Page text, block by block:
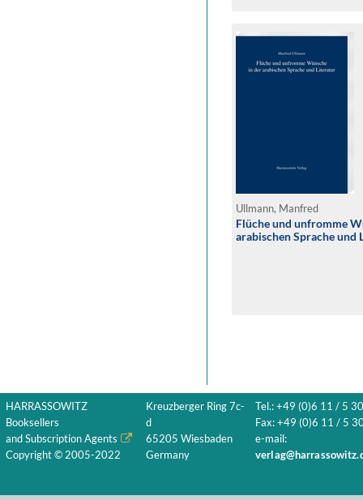
Ullmann, Manfred
Flüche und unfromme
arabischen Sprache und
HARRASSOWITZ
Booksellers
and Subscription Agents
Copyright © 2005-2022
Kreuzberger Ring 7c-
d
65205 Wiesbaden
Germany
Tel.: +49 (0)6 11 / 5
Fax: +49 (0)6 11 / 5
e-mail: